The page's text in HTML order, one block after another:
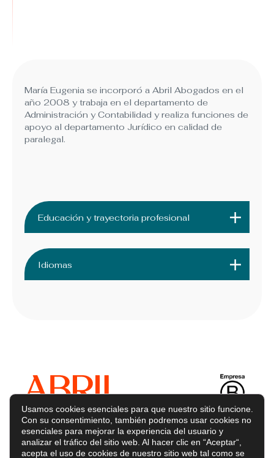
María Eugenia se incorporó a Abril Abogados en el
año 2008 y trabaja en el departamento de
Administración y Contabilidad y realiza funciones de
apoyo al departamento Jurídico en calidad de
paralegal.
Educación y trayectoria profesional
Idiomas
Usamos cookies esenciales para que nuestro sitio funcione.
Con su consentimiento, también podremos usar cookies no
esenciales para mejorar la experiencia del usuario y
analizar el tráfico del sitio web. Al hacer clic en “Aceptar“,
acepta el uso de cookies de nuestro sitio web tal como se